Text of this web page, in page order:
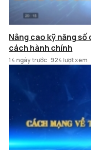
Nâng cao kỹ năng
cách hành chính
14 ngày trước 924 lượt xem